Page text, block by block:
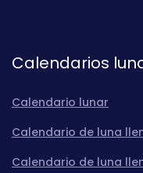
Calendarios
Calendario lunar
Calendario de luna
Calendario de luna